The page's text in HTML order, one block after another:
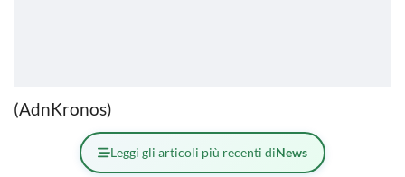
(AdnKronos)
Leggi gli articoli più recenti diNews